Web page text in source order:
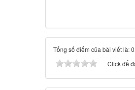
Tổng số điểm của bài viết là:
Click để